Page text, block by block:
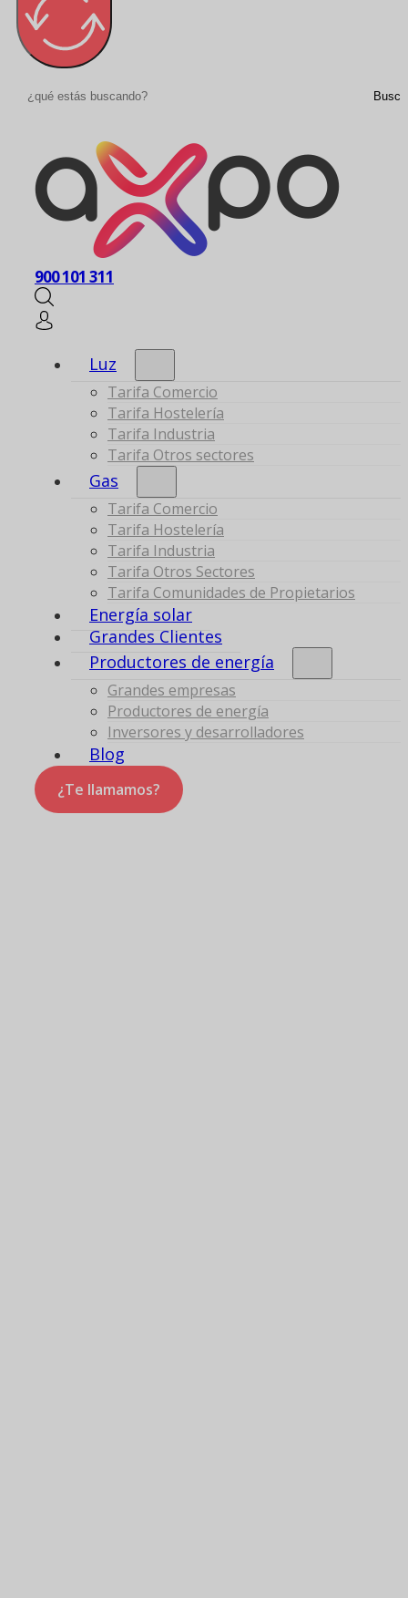
900 101 311
Luz
Tarifa Comercio
Tarifa Hostelería
Tarifa Industria
Tarifa Otros sectores
Gas
Tarifa Comercio
Tarifa Hostelería
Tarifa Industria
Tarifa Otros Sectores
Tarifa Comunidades de Propietarios
Energía solar
Grandes Clientes
Productores de energía
Grandes empresas
Productores de energía
Inversores y desarrolladores
Blog
¿Te llamamos?